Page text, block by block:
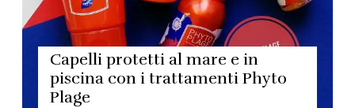
Capelli protetti al mare e in
piscina con i trattamenti Phyto
Plage